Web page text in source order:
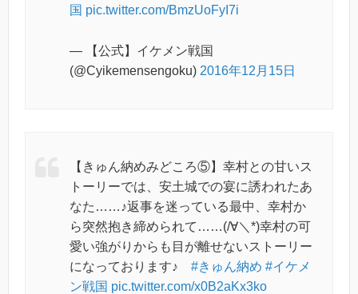
国 pic.twitter.com/BmzUoFyI7i
— 【公式】イケメン戦国
(@Cyikemensengoku) 2016年12月15日
【きゅん納めみどころ⑤】幸村との甘いス
トーリーでは、安土城での宴に誘われたあ
なた……♪返事を迷っている最中、幸村か
ら突然抱き締められて……(/∀＼*)幸村の可
愛い強がりからも目が離せないストーリー
になっております♪ #きゅん納め #イケメ
ン戦国 pic.twitter.com/x0B2aKx3ko